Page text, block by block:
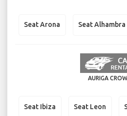
Seat Arona Seat Alhambra
AURIGA
Seat Ibiza Seat Leon